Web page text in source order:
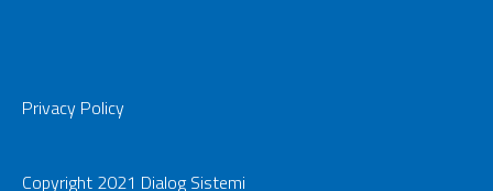
Privacy Policy
Copyright 2021 Dialog Sistemi